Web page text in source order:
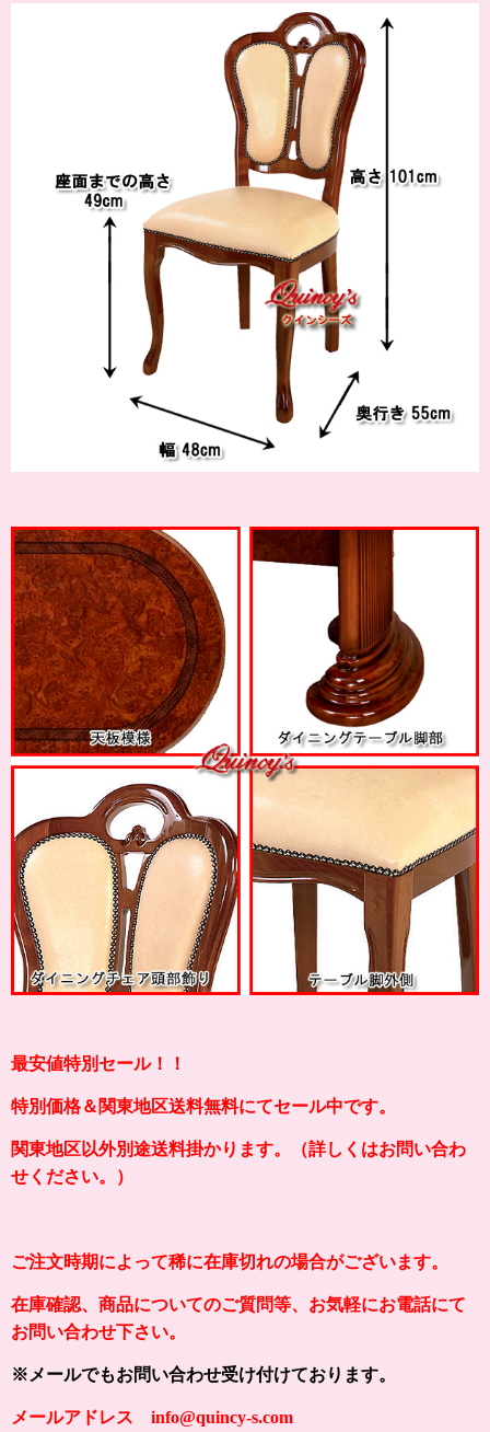
最安値特別セール！！
特別価格＆関東地区送料無料にてセール中です。
関東地区以外別途送料掛かります。（詳しくはお問い合わ
せください。）
ご注文時期によって稀に在庫切れの場合がございます。
在庫確認、商品についてのご質問等、お気軽にお電話にて
お問い合わせ下さい。
※メールでもお問い合わせ受け付けております。
メールアドレス info@quincy-s.com